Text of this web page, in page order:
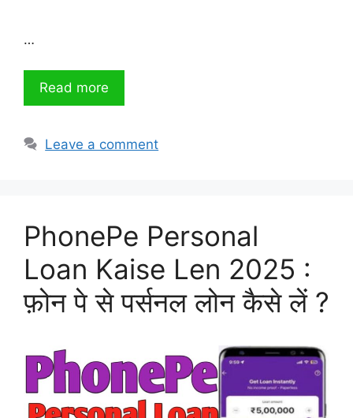
…
Read more
Leave a comment
PhonePe Personal
Loan Kaise Len 2025 :
फ़ोन पे से पर्सनल लोन कैसे लें ?